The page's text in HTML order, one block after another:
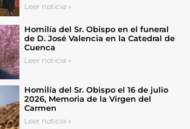
Leer noticia »
Homilía del Sr. Obispo en el funeral
de D. José Valencia en la Catedral de
Cuenca
Leer noticia »
Homilía del Sr. Obispo el 16 de julio
2026, Memoria de la Virgen del
Carmen
Leer noticia »